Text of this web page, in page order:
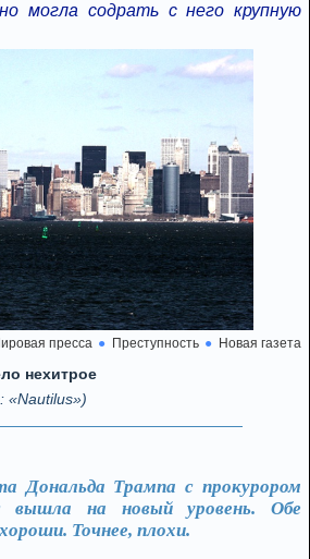
могла содрать с него крупную
пресса Преступность Новая газета
нехитрое
Дональда Трампа с прокурором
вышла на новый уровень. Обе
Точнее, плохи.